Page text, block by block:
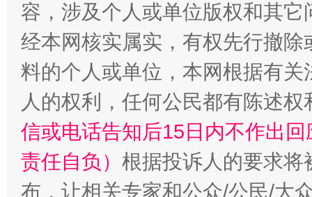
容，涉及个人或单位版权和其它
经本网核实属实，有权先行撤
料的个人或单位，本网根据有
人的权利，任何公民都有陈述
信或电话告知后15日内不作出
责任自负） 根据投诉人的要求将
布，让相关专家和公众/公民/大